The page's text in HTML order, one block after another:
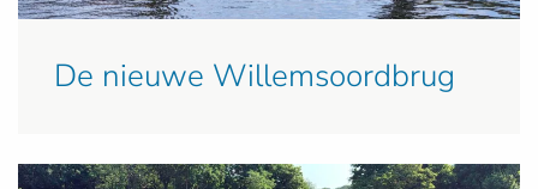
De nieuwe Willemsoordbrug